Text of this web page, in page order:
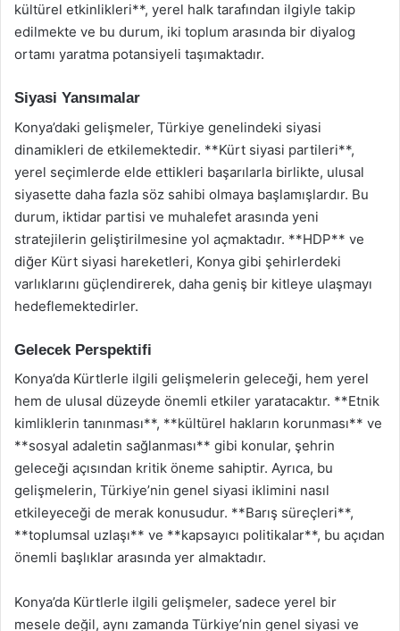
kültürel etkinlikleri**, yerel halk tarafından ilgiyle takip
edilmekte ve bu durum, iki toplum arasında bir diyalog
ortamı yaratma potansiyeli taşımaktadır.
Siyasi Yansımalar
Konya’daki gelişmeler, Türkiye genelindeki siyasi
dinamikleri de etkilemektedir. **Kürt siyasi partileri**,
yerel seçimlerde elde ettikleri başarılarla birlikte, ulusal
siyasette daha fazla söz sahibi olmaya başlamışlardır. Bu
durum, iktidar partisi ve muhalefet arasında yeni
stratejilerin geliştirilmesine yol açmaktadır. **HDP** ve
diğer Kürt siyasi hareketleri, Konya gibi şehirlerdeki
varlıklarını güçlendirerek, daha geniş bir kitleye ulaşmayı
hedeflemektedirler.
Gelecek Perspektifi
Konya’da Kürtlerle ilgili gelişmelerin geleceği, hem yerel
hem de ulusal düzeyde önemli etkiler yaratacaktır. **Etnik
kimliklerin tanınması**, **kültürel hakların korunması** ve
**sosyal adaletin sağlanması** gibi konular, şehrin
geleceği açısından kritik öneme sahiptir. Ayrıca, bu
gelişmelerin, Türkiye’nin genel siyasi iklimini nasıl
etkileyeceği de merak konusudur. **Barış süreçleri**,
**toplumsal uzlaşı** ve **kapsayıcı politikalar**, bu açıdan
önemli başlıklar arasında yer almaktadır.
Konya’da Kürtlerle ilgili gelişmeler, sadece yerel bir
mesele değil, aynı zamanda Türkiye’nin genel siyasi ve